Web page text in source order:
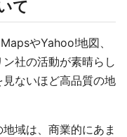
て
やYahoo!地図、
社の活動が素晴らし
ないほど高品質の地
域は、商業的にあま